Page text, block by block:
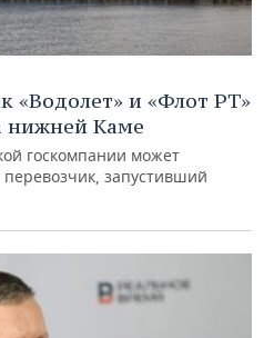
«Водолет» и «Флот РТ»
нижней Каме
госкомпании может
запустивший